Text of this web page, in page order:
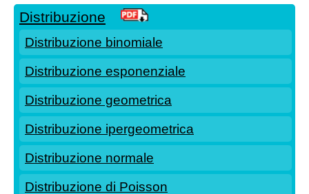
Distribuzione
Distribuzione binomiale
Distribuzione esponenziale
Distribuzione geometrica
Distribuzione ipergeometrica
Distribuzione normale
Distribuzione di Poisson